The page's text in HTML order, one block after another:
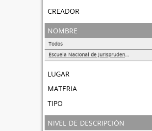
creador
nombre
Todos
Escuela Nacional de Jurisprudencia
lugar
materia
tipo
nivel de descripción